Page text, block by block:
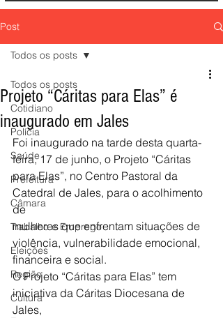
Post
Todos os posts
Cotidiano
Polícia
Saúde
Prefeitura
Câmara
Trabalho e Emprego
Eleições
Região
Cultura
Todos os posts
Projeto “Cáritas para Elas” é
inaugurado em Jales
Foi inaugurado na tarde desta quarta-
feira, 17 de junho, o Projeto “Cáritas
para Elas”, no Centro Pastoral da
Catedral de Jales, para o acolhimento
de
mulheres que enfrentam situações de
violência, vulnerabilidade emocional,
financeira e social.
O Projeto “Cáritas para Elas” tem
iniciativa da Cáritas Diocesana de
Jales,